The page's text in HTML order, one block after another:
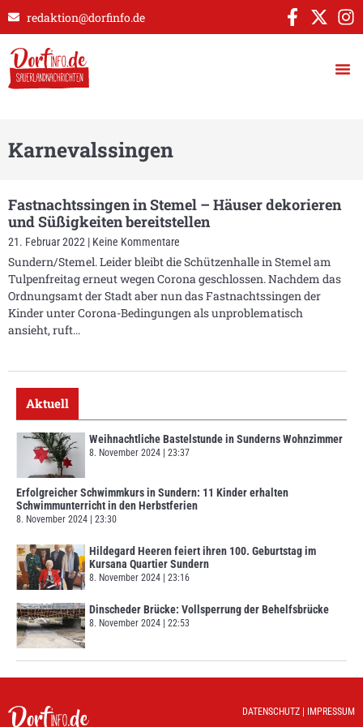
redaktion@dorfinfo.de
Karnevalssingen
Fastnachtssingen in Stemel – Häuser dekorieren
und Süßigkeiten bereitstellen
21. Februar 2022 Keine Kommentare
Sundern/Stemel. Leider bleibt die Schützenhalle in Stemel am
Tulpenfreitag erneut wegen Corona geschlossen. Nachdem das
Ordnungsamt der Stadt aber nun das Fastnachtssingen der
Kinder unter Corona-Bedingungen als unproblematisch
ansieht, ruft
Aktuell
Weihnachtliche Bastelstunde in Sunderns Wohnzimmer
8. November 2024 23:37
Erfolgreicher Schwimmkurs in Sundern: 11 Kinder erhalten
Schwimmunterricht in den Herbstferien
8. November 2024 23:30
Hildegard Heeren feiert ihren 100. Geburtstag im
Kursana Quartier Sundern
8. November 2024 23:16
Dinscheder Brücke: Vollsperrung der Behelfsbrücke
8. November 2024 22:53
DATENSCHUTZ IMPRESSUM